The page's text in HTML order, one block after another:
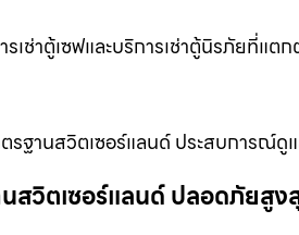
ช่าตู้เซฟและบริการเช่าตู้นิรภัยที่แต
ตรฐานสวิตเซอร์แลนด์ ประสบการณ์
สวิตเซอร์แลนด์ ปลอดภัยสูง